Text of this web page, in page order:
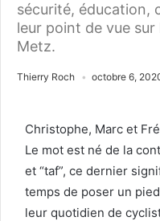
sécurité, éducation,
leur point de vue
Metz.
Thierry Roch octobre 6,
Christophe, Marc et
Le mot est né de la
et “taf”, ce dernier
temps de pos­er un
leur quo­ti­di­en de